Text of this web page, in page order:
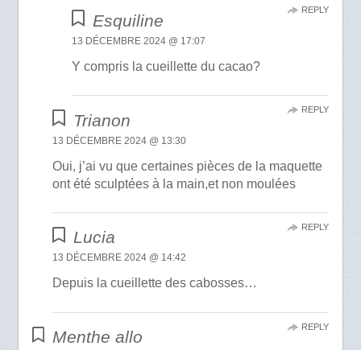
Esquiline
13 DÉCEMBRE 2024 @ 17:07
Y compris la cueillette du cacao?
REPLY
Trianon
13 DÉCEMBRE 2024 @ 13:30
Oui, j’ai vu que certaines pièces de la maquette
ont été sculptées à la main,et non moulées
REPLY
Lucia
13 DÉCEMBRE 2024 @ 14:42
Depuis la cueillette des cabosses…
REPLY
Menthe allo
REPLY